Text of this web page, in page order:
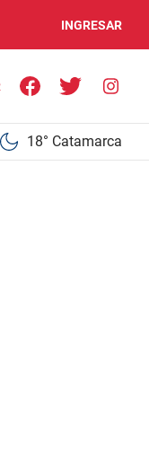
INGRESAR
18° Catamarca